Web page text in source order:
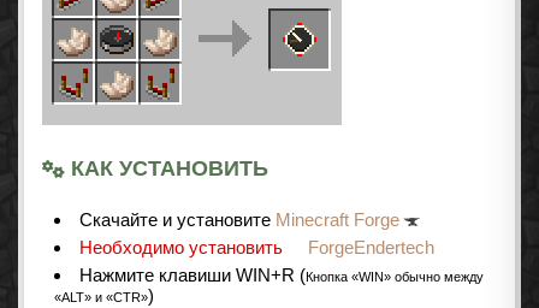
КАК УСТАНОВИТЬ
Cкачайте и установите Minecraft Forge
Необходимо установить
ForgeEndertech
Нажмите клавиши WIN+R (Кнопка «WIN» обычно между
«ALT» и «CTR»)